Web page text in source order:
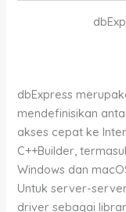
dbExpress
mendefinisikan
akses cepat ke
C++Builder,
Windows dan
Untuk server-
driver sebagai